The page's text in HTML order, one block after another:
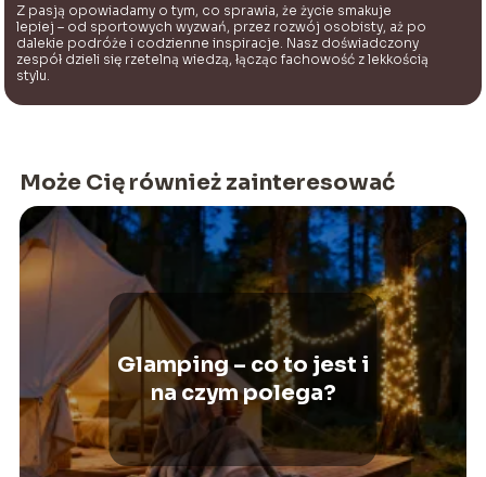
Z pasją opowiadamy o tym, co sprawia, że życie smakuje
lepiej – od sportowych wyzwań, przez rozwój osobisty, aż po
dalekie podróże i codzienne inspiracje. Nasz doświadczony
zespół dzieli się rzetelną wiedzą, łącząc fachowość z lekkością
stylu.
Może Cię również zainteresować
Glamping – co to jest i
na czym polega?